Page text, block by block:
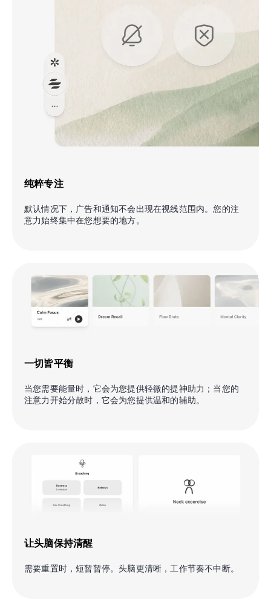
纯粹专注
默认情况下，广告和通知不会出现在视线范围内。您的注
意力始终集中在您想要的地方。
一切皆平衡
当您需要能量时，它会为您提供轻微的提神助力；当您的
注意力开始分散时，它会为您提供温和的辅助。
让头脑保持清醒
需要重置时，短暂暂停。头脑更清晰，工作节奏不中断。